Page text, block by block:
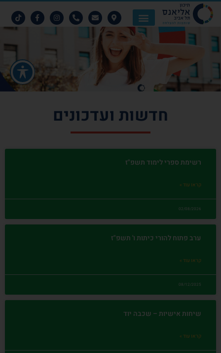
חדשות ועדכונים
רשימת ספרי לימוד תשפ"ז
קראו עוד »
02/08/2026
ערב פתוח להורי כיתות ו' תשפ"ז
קראו עוד »
08/12/2025
שיחות אישיות – שכבה יוד
קראו עוד »